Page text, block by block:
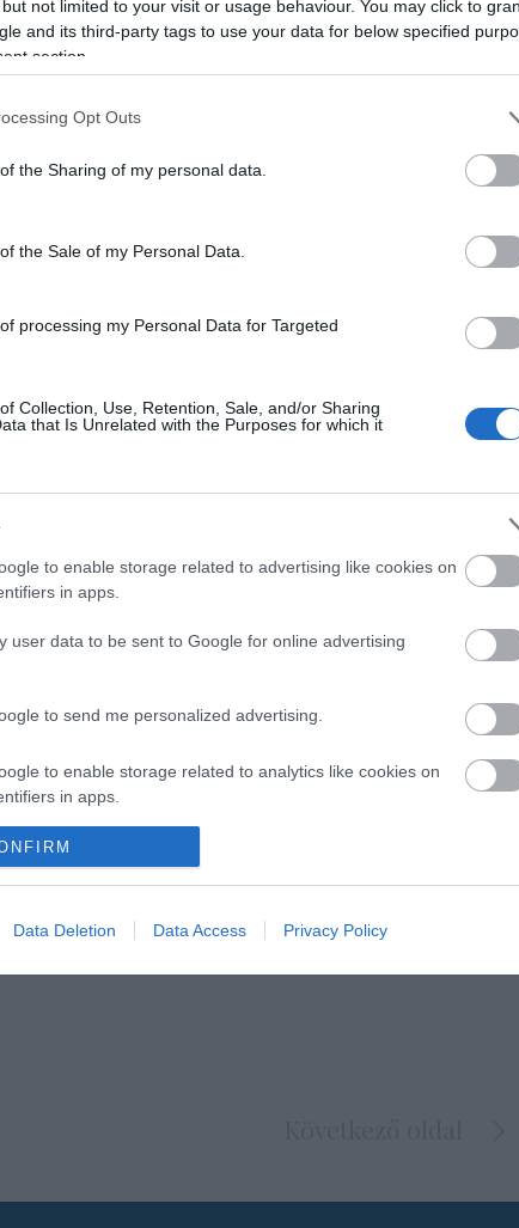
not limited to your visit or usage behaviour. You may click to
and its third-party tags to use your data for below specified
section.
Opt Outs
the Sharing of my personal data.
the Sale of my Personal Data.
processing my Personal Data for Targeted
Collection, Use, Retention, Sale, and/or Sharing
that Is Unrelated with the Purposes for which it
to enable storage related to advertising like cookies on
in apps.
user data to be sent to Google for online advertising
to send me personalized advertising.
to enable storage related to analytics like cookies on
in apps.
to enable storage related to functionality of the website
to enable storage related to personalization.
to enable storage related to security, including
Data Deletion Data Access Privacy Policy